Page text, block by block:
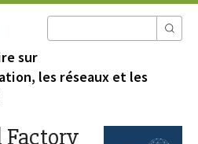
sur
les réseaux et les
Factory